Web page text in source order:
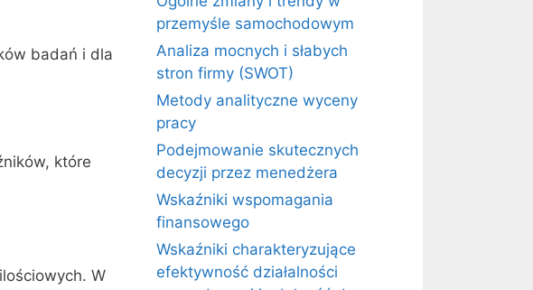
badań i dla
które
W
przemyśle samochodowym
Analiza mocnych i słabych
stron firmy (SWOT)
Metody analityczne wyceny
pracy
Podejmowanie skutecznych
decyzji przez menedżera
Wskaźniki wspomagania
finansowego
Wskaźniki charakteryzujące
efektywność działalności